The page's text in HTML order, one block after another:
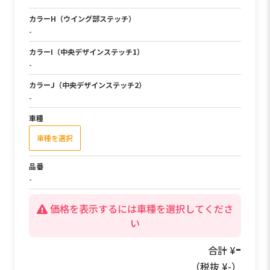
カラーH（ウイング部ステッチ）
-
カラーI（中央デザインステッチ1）
-
カラーJ（中央デザインステッチ2）
-
車種
車種を選択
品番
-
価格を表示するには車種を選択してくださ
い
49,500
（税抜 ¥45,000）